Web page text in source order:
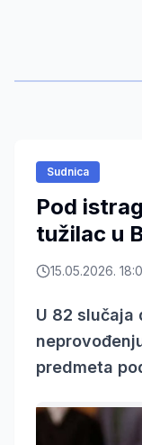
Sudnica
Pod
tužilac u
15.05.2026.
U 82 slučaja
predmeta